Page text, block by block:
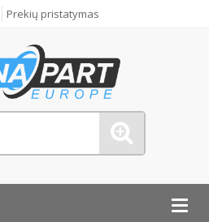
Prekių pristatymas